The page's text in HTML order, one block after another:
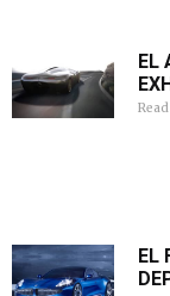
EL
EL